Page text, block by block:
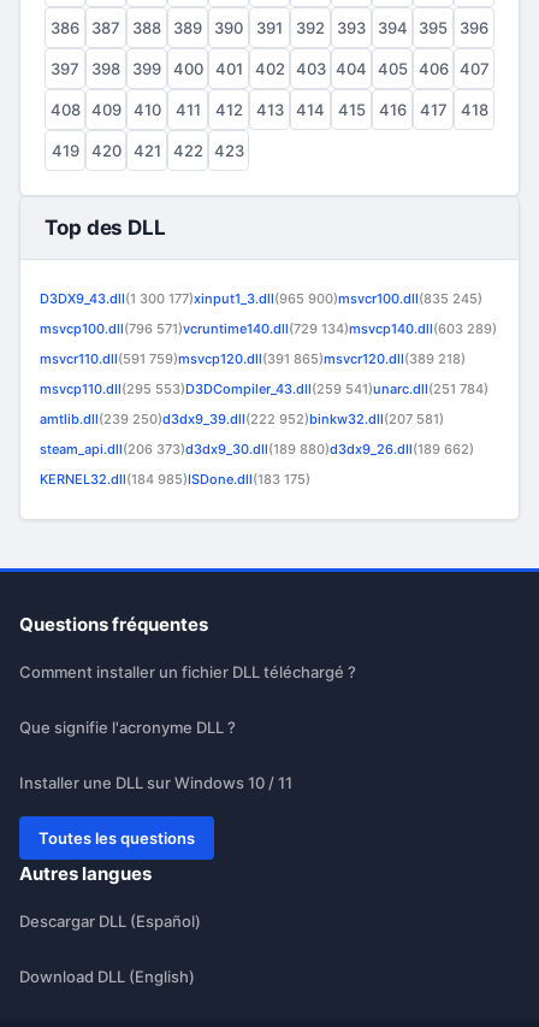
386 387 388 389 390 391 392 393 394 395 396
397 398 399 400 401 402 403 404 405 406 407
408 409 410 411 412 413 414 415 416 417 418
419 420 421 422 423
Top des DLL
D3DX9_43.dll(1 300 177)xinput1_3.dll(965 900)msvcr100.dll(835 245)
msvcp100.dll(796 571)vcruntime140.dll(729 134)msvcp140.dll(603 289)
msvcr110.dll(591 759)msvcp120.dll(391 865)msvcr120.dll(389 218)
msvcp110.dll(295 553)D3DCompiler_43.dll(259 541)unarc.dll(251 784)
amtlib.dll(239 250)d3dx9_39.dll(222 952)binkw32.dll(207 581)
steam_api.dll(206 373)d3dx9_30.dll(189 880)d3dx9_26.dll(189 662)
KERNEL32.dll(184 985)ISDone.dll(183 175)
Questions fréquentes
Comment installer un fichier DLL téléchargé ?
Que signifie l'acronyme DLL ?
Installer une DLL sur Windows 10 / 11
Toutes les questions
Autres langues
Descargar DLL (Español)
Download DLL (English)